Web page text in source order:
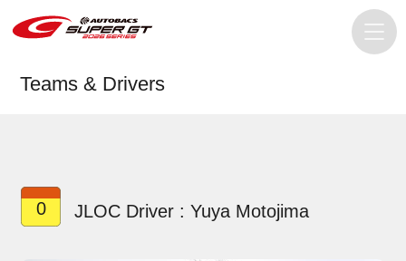
Teams & Drivers
0 JLOC Driver : Yuya Motojima